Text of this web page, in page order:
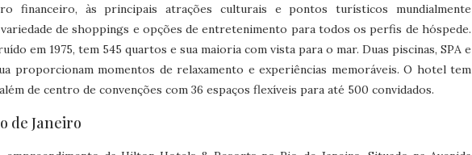
financeiro, às principais atrações culturais e pontos turísticos mundialmente
de shoppings e opções de entretenimento para todos os perfis de hóspede.
em 1975, tem 545 quartos e sua maioria com vista para o mar. Duas piscinas, SPA e
proporcionam momentos de relaxamento e experiências memoráveis. O hotel tem
de centro de convenções com 36 espaços flexíveis para até 500 convidados.
de Janeiro